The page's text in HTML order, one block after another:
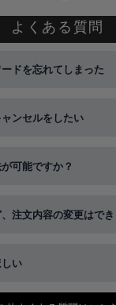
よくある質問
ドを忘れてしまった
グインIDの変更が可能
ンセルをしたい
いる関係上、午後以降
完了しお手続きが間に
可能ですか？
トカード・携帯キャリ
注文内容の変更はでき
承っております。
い